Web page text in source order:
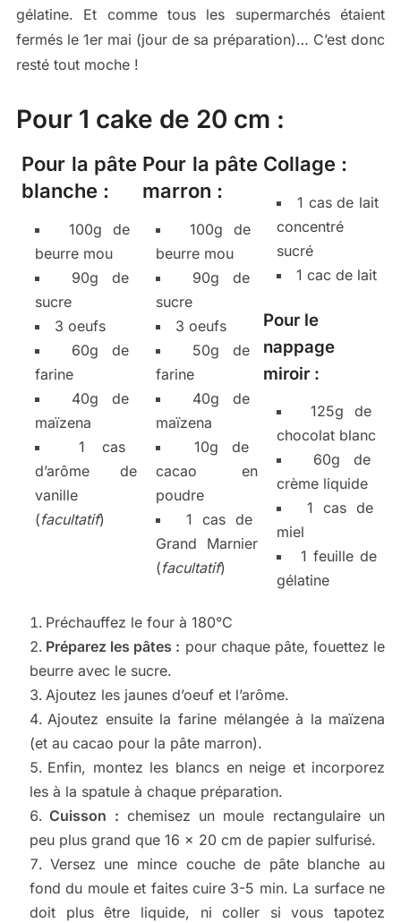
gélatine. Et comme tous les supermarchés étaient
fermés le 1er mai (jour de sa préparation)… C’est donc
resté tout moche !
Pour 1 cake de 20 cm :
Pour la pâte
blanche :
100g de
beurre mou
90g de
sucre
3 oeufs
60g de
farine
40g de
maïzena
1 cas
d’arôme de
vanille
(facultatif)
Pour la pâte
marron :
100g de
beurre mou
90g de
sucre
3 oeufs
50g de
farine
40g de
maïzena
10g de
cacao en
poudre
1 cas de
Grand Marnier
(facultatif)
Collage :
1 cas de lait
concentré
sucré
1 cac de lait
Pour le
nappage
miroir :
125g de
chocolat blanc
60g de
crème liquide
1 cas de
miel
1 feuille de
gélatine
Préchauffez le four à 180°C
Préparez les pâtes : pour chaque pâte, fouettez le
beurre avec le sucre.
Ajoutez les jaunes d’oeuf et l’arôme.
Ajoutez ensuite la farine mélangée à la maïzena
(et au cacao pour la pâte marron).
Enfin, montez les blancs en neige et incorporez
les à la spatule à chaque préparation.
Cuisson : chemisez un moule rectangulaire un
peu plus grand que 16 x 20 cm de papier sulfurisé.
Versez une mince couche de pâte blanche au
fond du moule et faites cuire 3-5 min. La surface ne
doit plus être liquide, ni coller si vous tapotez